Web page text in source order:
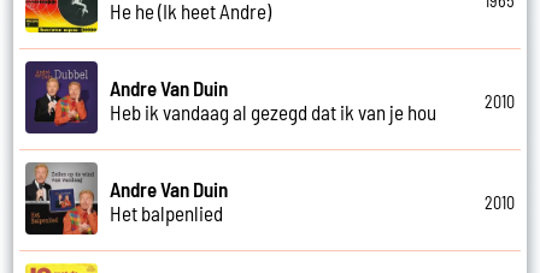
He he (Ik heet Andre)
Andre Van Duin
Heb ik vandaag al gezegd dat ik van je hou
2010
Andre Van Duin
Het balpenlied
2010